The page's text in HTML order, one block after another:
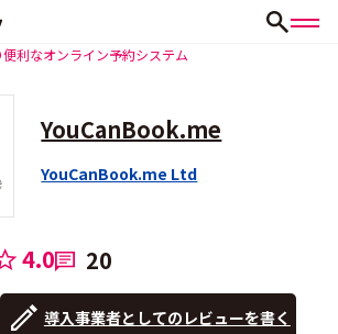
便利なオンライン予約システム
YouCanBook.me
YouCanBook.me Ltd
4.0 20
導入事業者としてのレビューを書く